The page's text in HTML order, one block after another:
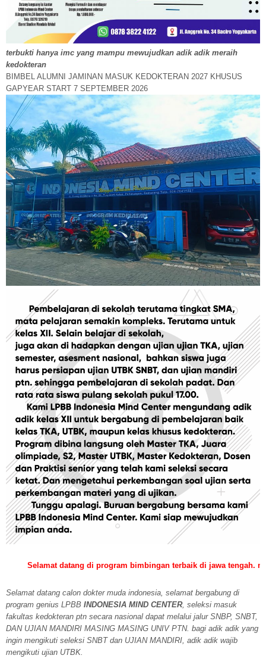
terbukti hanya imc yang mampu mewujudkan adik adik meraih
kedokteran
BIMBEL ALUMNI JAMINAN MASUK KEDOKTERAN 2027 KHUSUS
GAPYEAR START 7 SEPTEMBER 2026
datang di program bimbingan terbaik di jawa tengah. mari
Selamat datang calon dokter muda indonesia, selamat bergabung di
program genius LPBB INDONESIA MIND CENTER, seleksi masuk
fakultas kedokteran ptn secara nasional dapat melalui jalur SNBP, SNBT,
DAN UJIAN MANDIRI MASING MASING UNIV PTN. bagi adik adik yang
ingin mengikuti seleksi SNBT dan UJIAN MANDIRI, adik adik wajib
mengikuti ujian UTBK.